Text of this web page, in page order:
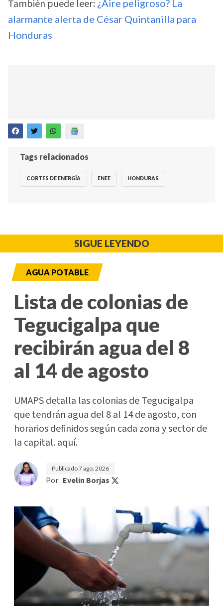
También puede leer: ¿Aire peligroso? La
alarmante alerta de César Quintanilla para
Honduras
Tags relacionados
CORTES DE ENERGÍA ENEE HONDURAS
SIGUE LEYENDO
AGUA POTABLE
Lista de colonias de
Tegucigalpa que
recibirán agua del 8
al 14 de agosto
UMAPS detalla las colonias de Tegucigalpa
que tendrán agua del 8 al 14 de agosto, con
horarios definidos según cada zona y sector de
la capital. aquí.
Publicado7 ago. 2026
Por: Evelin Borjas